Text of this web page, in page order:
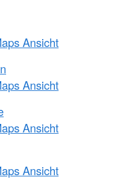
Ansicht
Ansicht
Ansicht
Ansicht